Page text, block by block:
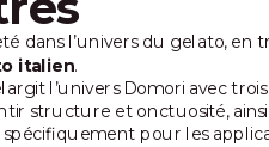
dans l’univers du gelato, en
italien.
l’univers Domori avec
structure et onctuosité, ainsi
pour les